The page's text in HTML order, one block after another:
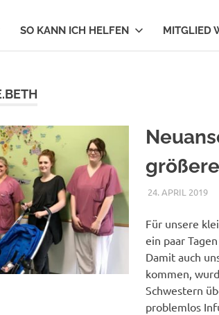
SO KANN ICH HELFEN MITGLIED
24. APRIL 2019
Für unsere
ein paar
Damit auch
kommen,
Schwestern
problemlos